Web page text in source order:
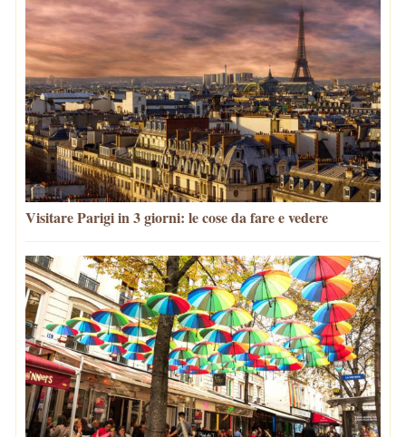
Visitare Parigi in 3 giorni: le cose da fare e vedere